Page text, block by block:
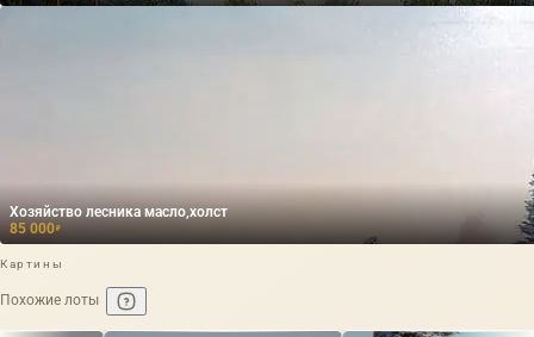
Хозяйство лесника масло,холст
85 000₽
Картины
Похожие лоты